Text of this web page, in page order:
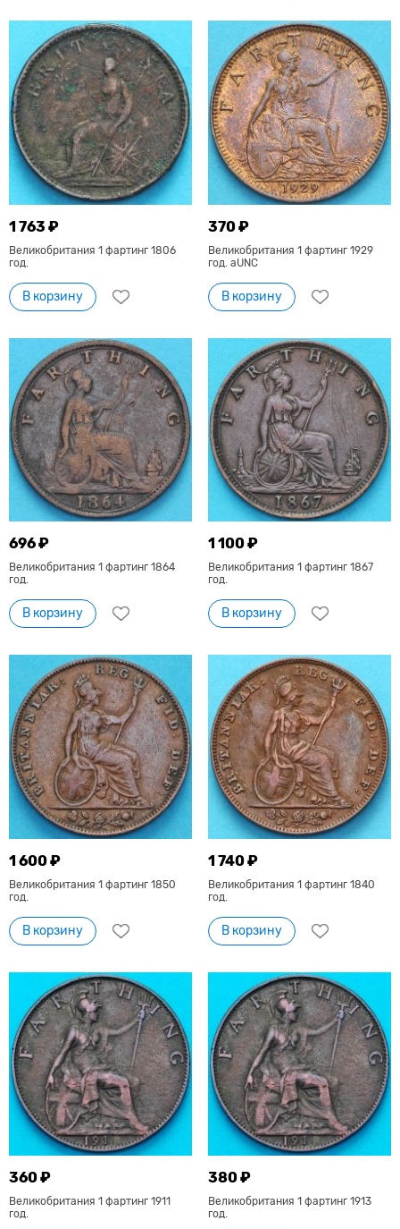
1 763 ₽
Великобритания 1 фартинг 1806
год.
В корзину
370 ₽
Великобритания 1 фартинг 1929
год. aUNC
В корзину
696 ₽
Великобритания 1 фартинг 1864
год.
В корзину
1 100 ₽
Великобритания 1 фартинг 1867
год.
В корзину
1 600 ₽
Великобритания 1 фартинг 1850
год.
В корзину
1 740 ₽
Великобритания 1 фартинг 1840
год.
В корзину
360 ₽
Великобритания 1 фартинг 1911
год.
380 ₽
Великобритания 1 фартинг 1913
год.